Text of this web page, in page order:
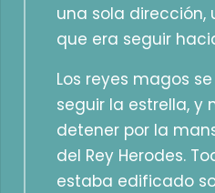
una sola dirección,
que era seguir
Los reyes magos
seguir la estrella, y
detener por la
del Rey Herodes.
estaba edificado